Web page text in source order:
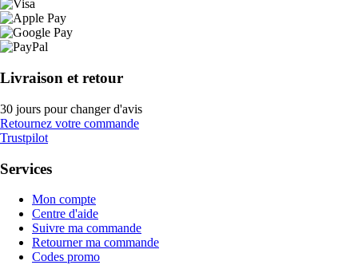
Livraison et retour
30 jours pour changer d'avis
Retournez votre commande
Trustpilot
Services
Mon compte
Centre d'aide
Suivre ma commande
Retourner ma commande
Codes promo